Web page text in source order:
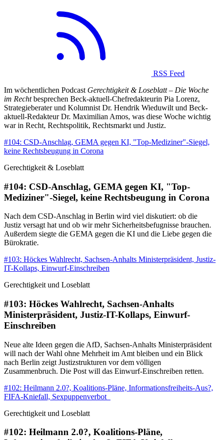
RSS Feed
Im wöchentlichen Podcast Gerechtigkeit & Loseblatt – Die Woche
im Rechtbesprechen Beck-aktuell-Chefredakteurin Pia Lorenz,
Strategieberater und Kolumnist Dr. Hendrik Wieduwilt und Beck-
aktuell-Redakteur Dr. Maximilian Amos, was diese Woche wichtig
war in Recht, Rechtspolitik, Rechtsmarkt und Justiz.
#104: CSD-Anschlag, GEMA gegen KI, "Top-Mediziner"-Siegel,
keine Rechtsbeugung in Corona
Gerechtigkeit & Loseblatt
#104: CSD-Anschlag, GEMA gegen KI, "Top-
Mediziner"-Siegel, keine Rechtsbeugung in Corona
Nach dem CSD-Anschlag in Berlin wird viel diskutiert: ob die
Justiz versagt hat und ob wir mehr Sicherheitsbefugnisse brauchen.
Außerdem siegte die GEMA gegen die KI und die Liebe gegen die
Bürokratie.
#103: Höckes Wahlrecht, Sachsen-Anhalts Ministerpräsident, Justiz-
IT-Kollaps, Einwurf-Einschreiben
Gerechtigkeit und Loseblatt
#103: Höckes Wahlrecht, Sachsen-Anhalts
Ministerpräsident, Justiz-IT-Kollaps, Einwurf-
Einschreiben
Neue alte Ideen gegen die AfD, Sachsen-Anhalts Ministerpräsident
will nach der Wahl ohne Mehrheit im Amt bleiben und ein Blick
nach Berlin zeigt Justizstrukturen vor dem völligen
Zusammenbruch. Die Post will das Einwurf-Einschreiben retten.
#102: Heilmann 2.0?, Koalitions-Pläne, Informationsfreiheits-Aus?,
FIFA-Kniefall, Sexpuppenverbot
Gerechtigkeit und Loseblatt
#102: Heilmann 2.0?, Koalitions-Pläne,